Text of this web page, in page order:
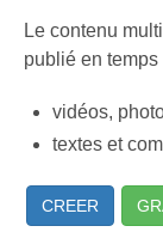
Le contenu
publié en
vidéos,
textes et
CREER